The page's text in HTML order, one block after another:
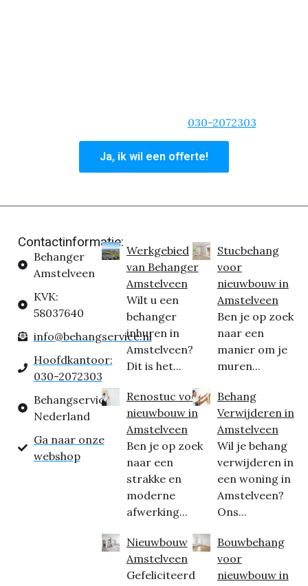
030-2072303
Ja, ik wil een offerte!
Contactinformatie:
Behanger
Amstelveen
KVK:
58037640
info@behangservice.nl
Hoofdkantoor:
030-2072303
Behangservice
Nederland
Ga naar onze
webshop
Werkgebied
van Behanger
Amstelveen
Wilt u een
behanger
inhuren in
Amstelveen?
Dit is het...
Renostuc voor
nieuwbouw in
Amstelveen
Ben je op zoek
naar een
strakke en
moderne
afwerking...
Nieuwbouw
Amstelveen
Gefeliciteerd
Stucbehang
voor
nieuwbouw in
Amstelveen
Ben je op zoek
naar een
manier om je
muren...
Behang
Verwijderen in
Amstelveen
Wil je behang
verwijderen in
een woning in
Amstelveen?
Ons...
Bouwbehang
voor
nieuwbouw in